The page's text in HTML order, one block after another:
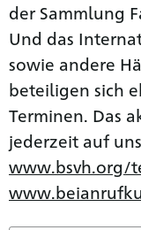
der Sammlung
Und das
sowie andere
beteiligen sich
Terminen. Das
jederzeit auf
www.bsvh.org/